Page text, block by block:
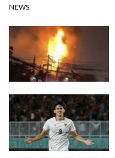
NEWS